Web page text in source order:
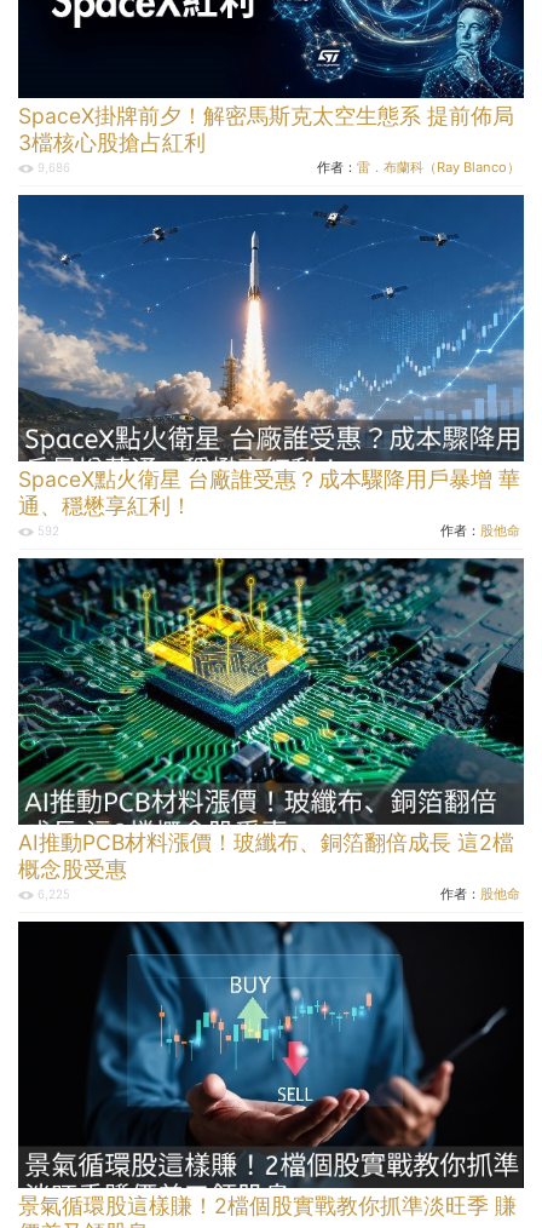
SpaceX掛牌前夕！解密馬斯克太空生態系 提前佈局
3檔核心股搶占紅利
9,686 作者： 雷．布蘭科（Ray Blanco）
SpaceX點火衛星 台廠誰受惠？成本驟降用戶暴增 華
通、穩懋享紅利！
592 作者： 股他命
AI推動PCB材料漲價！玻纖布、銅箔翻倍成長 這2檔
概念股受惠
6,225 作者： 股他命
景氣循環股這樣賺！2檔個股實戰教你抓準淡旺季 賺